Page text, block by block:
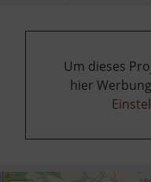
Um dieses
hier